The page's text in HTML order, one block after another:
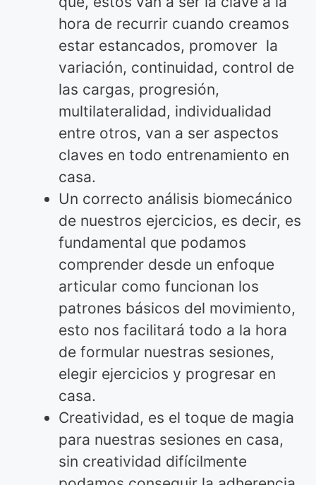
hora de recurrir cuando creamos
estar estancados, promover la
variación, continuidad, control de
las cargas, progresión,
multilateralidad, individualidad
entre otros, van a ser aspectos
claves en todo entrenamiento en
casa.
Un correcto análisis biomecánico
de nuestros ejercicios, es decir, es
fundamental que podamos
comprender desde un enfoque
articular como funcionan los
patrones básicos del movimiento,
esto nos facilitará todo a la hora
de formular nuestras sesiones,
elegir ejercicios y progresar en
casa.
Creatividad, es el toque de magia
para nuestras sesiones en casa,
sin creatividad difícilmente